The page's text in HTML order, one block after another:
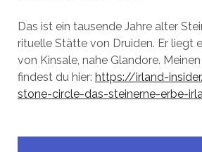
Das ist ein tausende Jahre alter
rituelle Stätte von Druiden. Er liegt
von Kinsale, nahe Glandore.
findest du hier: https://irland-
stone-circle-das-steinerne-erbe-